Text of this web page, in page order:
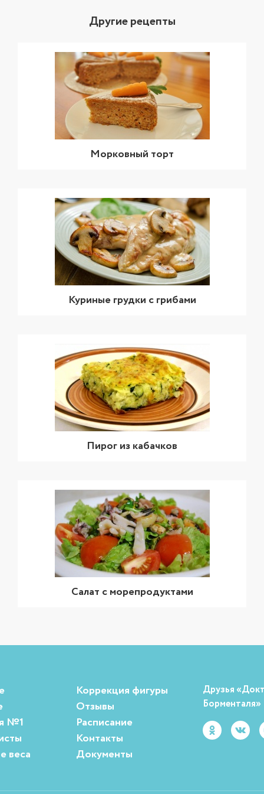
Другие рецепты
Морковный торт
Куриные грудки с грибами
Пирог из кабачков
Салат с морепродуктами
№1
веса
Коррекция фигуры
Отзывы
Расписание
Контакты
Документы
Друзья
Борменталя»